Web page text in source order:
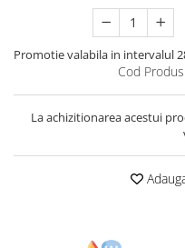
Promotie valabila in intervalul
Cod
La achizitionarea acestui